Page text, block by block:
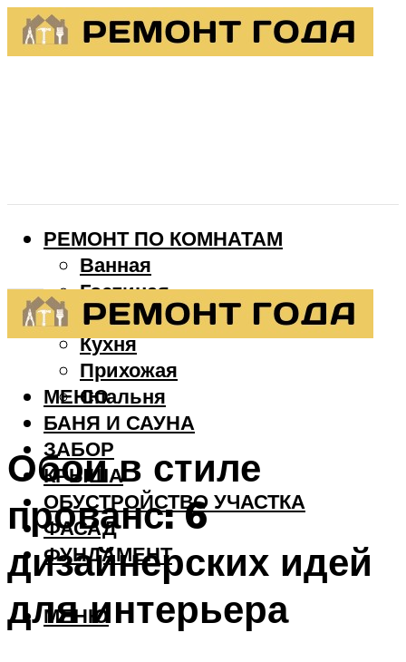
РЕМОНТ ПО КОМНАТАМ
Ванная
Гостиная
Детская
Кухня
Прихожая
Спальня
БАНЯ И САУНА
ЗАБОР
КРЫША
ОБУСТРОЙСТВО УЧАСТКА
ФАСАД
ФУНДАМЕНТ
МЕНЮ
МЕНЮ
Обои в стиле
прованс: 6
дизайнерских идей
для интерьера